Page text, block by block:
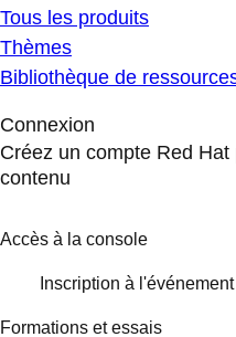
Tous les produits
Thèmes
Bibliothèque de
Connexion
Créez un compte Red
contenu
Accès à la console
Inscription à l'événement
Formations et essais